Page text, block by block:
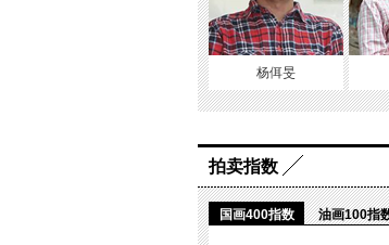
杨佴旻
拍卖指数
国画400指数 油画100指